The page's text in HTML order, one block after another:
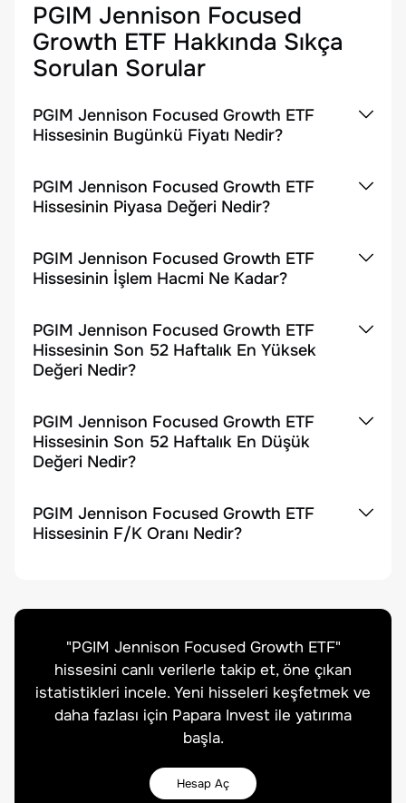
PGIM Jennison Focused
Growth ETF Hakkında Sıkça
Sorulan Sorular
PGIM Jennison Focused Growth ETF
Hissesinin Bugünkü Fiyatı Nedir?
PGIM Jennison Focused Growth ETF
Hissesinin Piyasa Değeri Nedir?
PGIM Jennison Focused Growth ETF
Hissesinin İşlem Hacmi Ne Kadar?
PGIM Jennison Focused Growth ETF
Hissesinin Son 52 Haftalık En Yüksek
Değeri Nedir?
PGIM Jennison Focused Growth ETF
Hissesinin Son 52 Haftalık En Düşük
Değeri Nedir?
PGIM Jennison Focused Growth ETF
Hissesinin F/K Oranı Nedir?
"PGIM Jennison Focused Growth ETF"
hissesini canlı verilerle takip et, öne çıkan
istatistikleri incele. Yeni hisseleri keşfetmek ve
daha fazlası için Papara Invest ile yatırıma
başla.
Hesap Aç